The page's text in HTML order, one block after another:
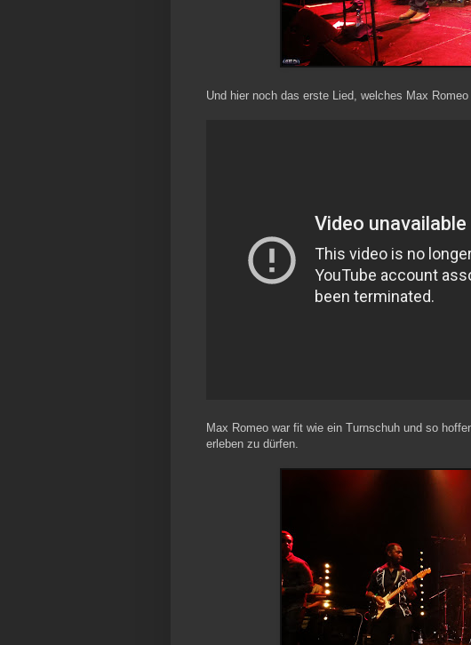
Und hier noch das erste Lied, welches Max
Max Romeo war fit wie ein Turnschuh und so
erleben zu dürfen.